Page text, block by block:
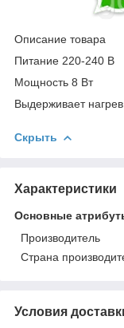
Описание товара
Питание 220-240 В
Мощность 8 Вт
Выдерживает
Скрыть
Характеристики
Основные
Производитель
Страна
Условия